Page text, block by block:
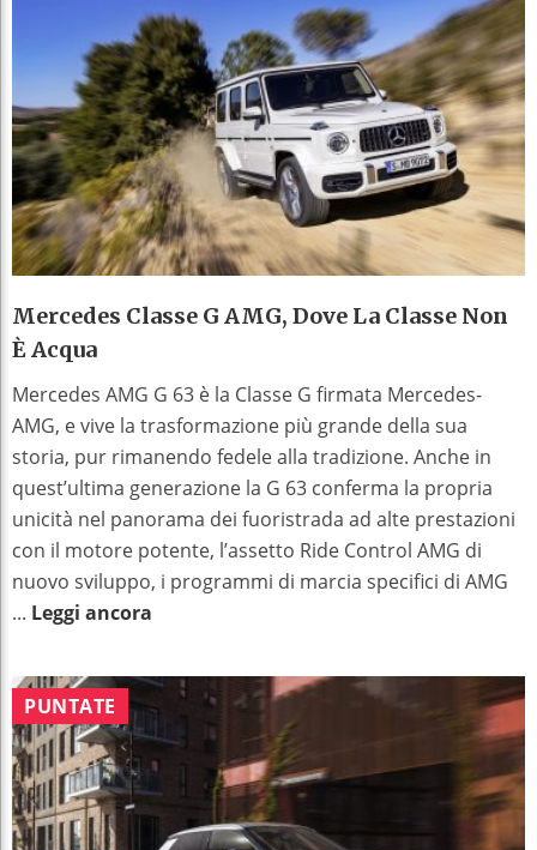
Mercedes Classe G AMG, Dove La Classe Non
È Acqua
Mercedes AMG G 63 è la Classe G firmata Mercedes-
AMG, e vive la trasformazione più grande della sua
storia, pur rimanendo fedele alla tradizione. Anche in
quest’ultima generazione la G 63 conferma la propria
unicità nel panorama dei fuoristrada ad alte prestazioni
con il motore potente, l’assetto Ride Control AMG di
nuovo sviluppo, i programmi di marcia specifici di AMG
... Leggi ancora
PUNTATE